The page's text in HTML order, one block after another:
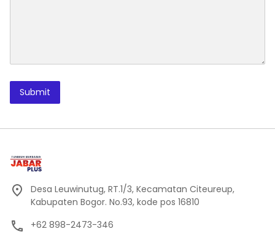
Desa Leuwinutug, RT.1/3, Kecamatan Citeureup,
Kabupaten Bogor. No.93, kode pos 16810
+62 898-2473-346